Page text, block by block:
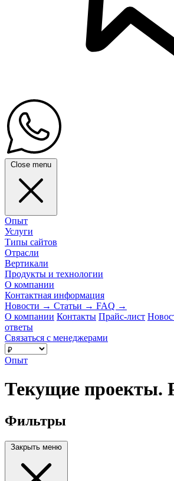
Close menu
Опыт
Услуги
Типы сайтов
Отрасли
Вертикали
Продукты и технологии
О компании
Контактная информация
Новости → Статьи → FAQ →
О компании Контакты Прайс-лист
ответы
Связаться с менеджерами
Опыт
Текущие проекты.
Фильтры
Закрыть меню